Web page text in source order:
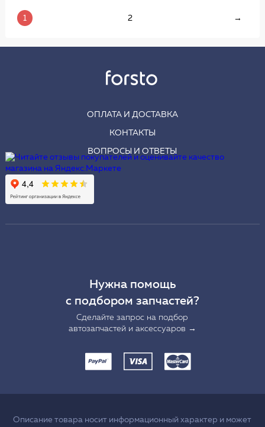
1 2 →
ОПЛАТА И ДОСТАВКА
КОНТАКТЫ
ВОПРОСЫ И ОТВЕТЫ
Нужна помощь
с подбором запчастей?
Сделайте запрос на подбор
автозапчастей и аксессуаров →
Описание товара носит информационный характер и может